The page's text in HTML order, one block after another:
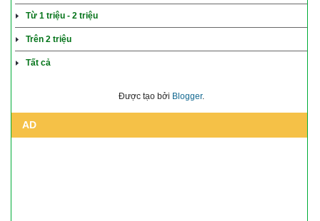
Từ 1 triệu - 2 triệu
Trên 2 triệu
Tất cả
Được tạo bởi Blogger.
AD